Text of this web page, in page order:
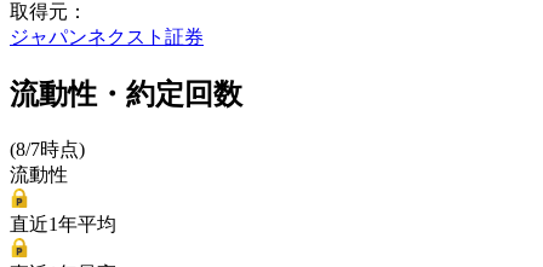
取得元：
ジャパンネクスト証券
流動性・約定回数
(8/7時点)
流動性
直近1年平均